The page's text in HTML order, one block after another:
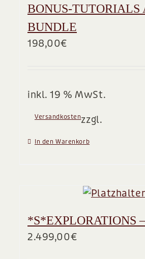
BONUS-TUTORIALS
BUNDLE
198,00€
inkl. 19 % MwSt.
zzgl.
Versandkosten
In den Warenkorb
*S*EXPLORATIONS
2.499,00€